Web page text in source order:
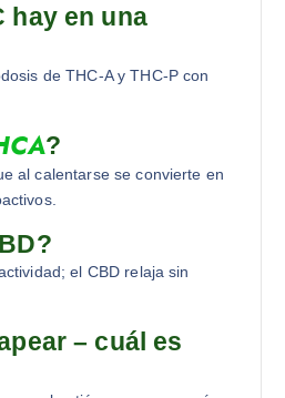
hay en una
de THC-A y THC-P con
?
al calentarse se convierte en
el CBD relaja sin
– cuál es